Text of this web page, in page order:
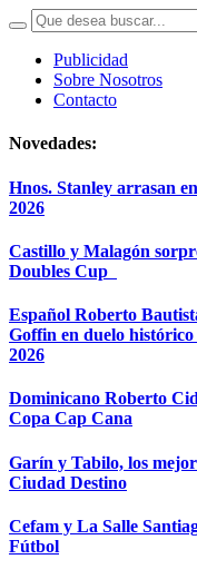
Publicidad
Sobre Nosotros
Contacto
Novedades:
Hnos. Stanley arrasan
2026
Castillo y Malagón
Doubles Cup
Español Roberto
Goffin en duelo
2026
Dominicano Roberto
Copa Cap Cana
Garín y Tabilo, los
Ciudad Destino
Cefam y La Salle
Fútbol